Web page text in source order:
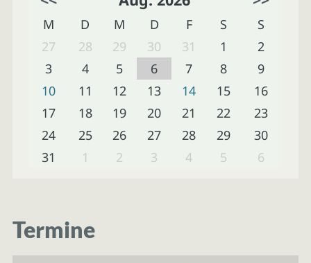
M D M D F S
S
27
28 29 30 31 1
2
3
4 5 6 7 8
9
10
11 12 13 14 15
16
17
18 19 20 21 22
23
24
25 26 27 28 29
30
31
1 2 3 4 5 6
Termine